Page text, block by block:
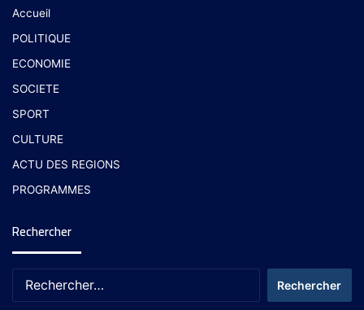
Accueil
POLITIQUE
ECONOMIE
SOCIETE
SPORT
CULTURE
ACTU DES REGIONS
PROGRAMMES
Rechercher